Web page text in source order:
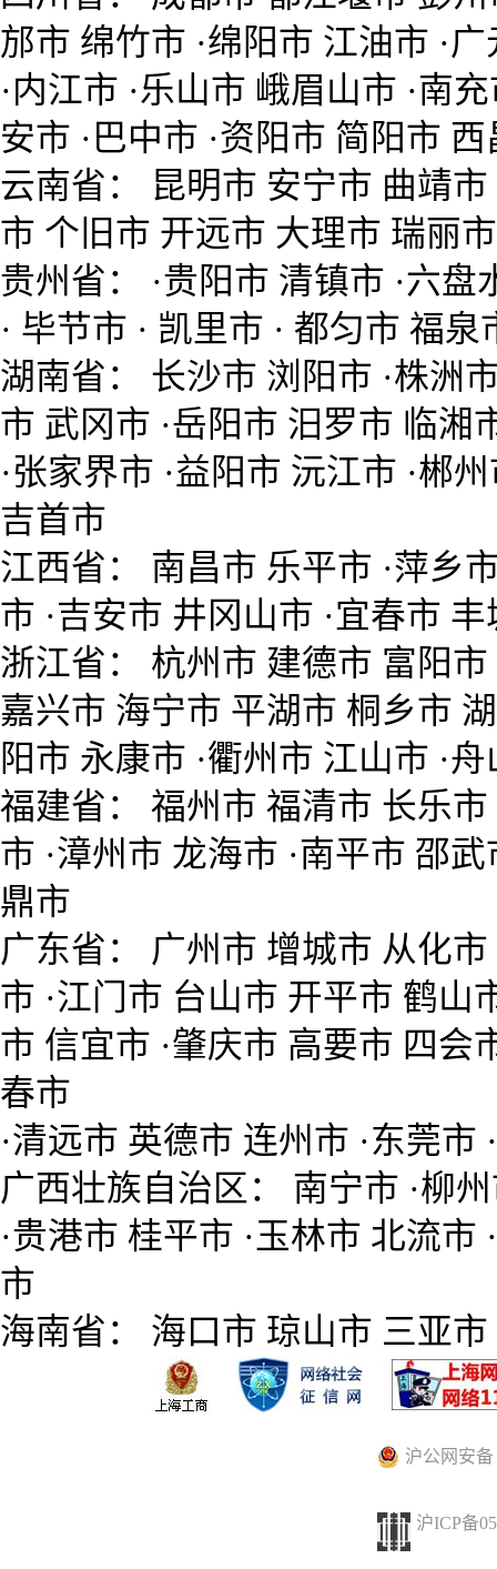
邡市 绵竹市 ·绵阳市 江油市 ·
·内江市 ·乐山市 峨眉山市 ·南
安市 ·巴中市 ·资阳市 简阳市 西
云南省： 昆明市 安宁市 曲靖市
市 个旧市 开远市 大理市 瑞丽市
贵州省： ·贵阳市 清镇市 ·六盘
· 毕节市 · 凯里市 · 都匀市 福泉
湖南省： 长沙市 浏阳市 ·株洲
市 武冈市 ·岳阳市 汨罗市 临湘
·张家界市 ·益阳市 沅江市 ·郴
吉首市
江西省： 南昌市 乐平市 ·萍乡
市 ·吉安市 井冈山市 ·宜春市
浙江省： 杭州市 建德市 富阳
嘉兴市 海宁市 平湖市 桐乡市
阳市 永康市 ·衢州市 江山市 ·
福建省： 福州市 福清市 长乐市
市 ·漳州市 龙海市 ·南平市 邵
鼎市
广东省： 广州市 增城市 从化市
市 ·江门市 台山市 开平市 鹤山
市 信宜市 ·肇庆市 高要市 四会
春市
·清远市 英德市 连州市 ·东莞市
广西壮族自治区： 南宁市 ·柳
·贵港市 桂平市 ·玉林市 北流市
市
海南省： 海口市 琼山市 三亚市
沪公网安备
沪ICP备